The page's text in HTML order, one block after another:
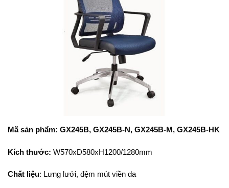
Mã sản phẩm: GX245B, GX245B-N, GX245B-M, GX245B-HK
Kích thước: W570xD580xH1200/1280mm
Chất liệu: Lưng lưới, đệm mút viền da